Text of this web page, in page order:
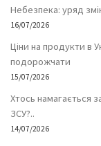
Небезпека: уряд
16/07/2026
Ціни на продукти в
подорожчати
15/07/2026
Хтось намагається
ЗСУ?..
14/07/2026